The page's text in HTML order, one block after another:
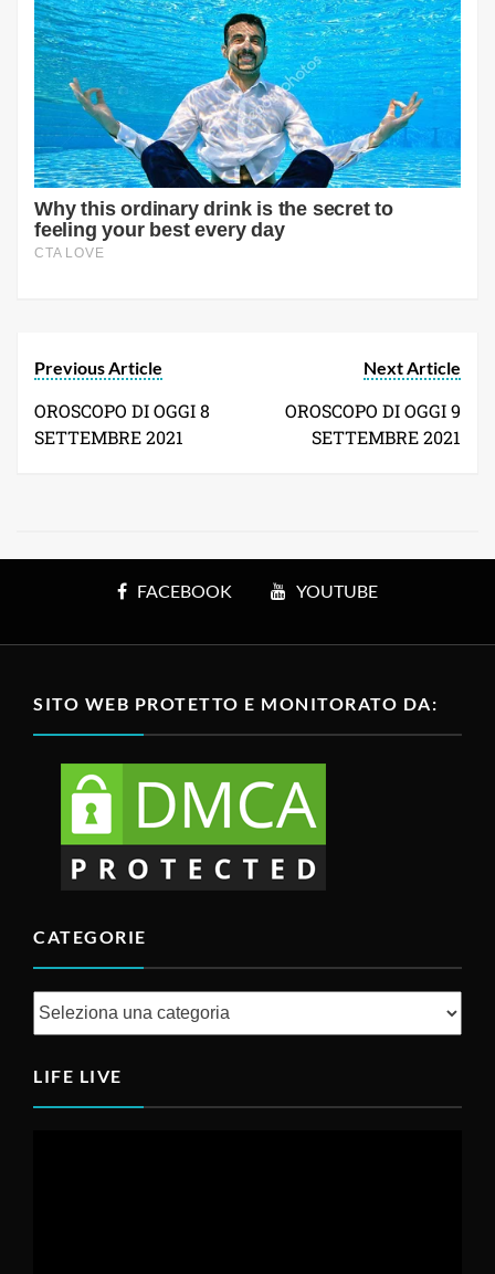
Previous Article
OROSCOPO DI OGGI 8
SETTEMBRE 2021
Next Article
OROSCOPO DI OGGI 9
SETTEMBRE 2021
FACEBOOK YOUTUBE
SITO WEB PROTETTO E MONITORATO DA:
CATEGORIE
Categorie
LIFE LIVE